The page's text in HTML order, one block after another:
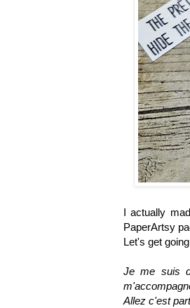
I actually
PaperArtsy
Let's get
Je me suis
Allez c'est